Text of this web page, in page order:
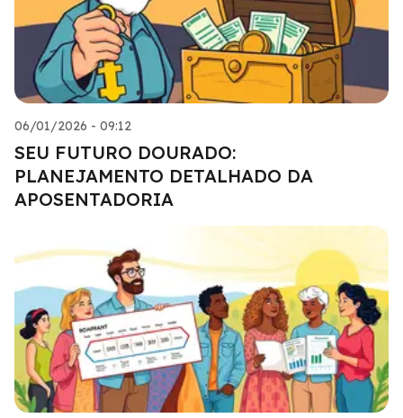
06/01/2026 - 09:12
SEU FUTURO DOURADO:
PLANEJAMENTO DETALHADO DA
APOSENTADORIA